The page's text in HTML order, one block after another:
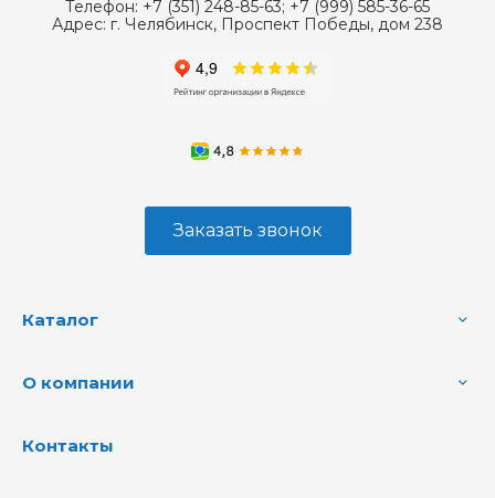
Телефон: +7 (351) 248-85-63; +7 (999) 585-36-65
Адрес: г. Челябинск, Проспект Победы, дом 238
Заказать звонок
Каталог
О компании
Контакты